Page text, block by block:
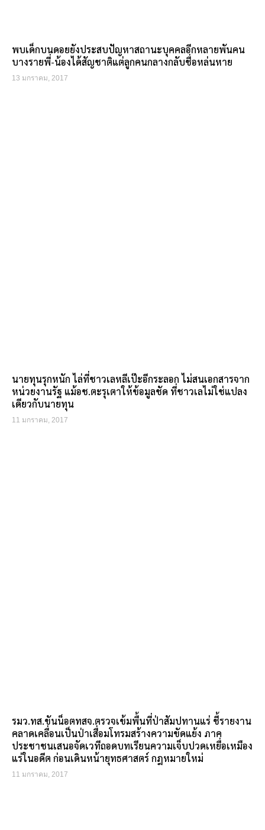
พบเด็กบนดอยยังประสบปัญหาสถานะบุคคลอีกหลายพันคน
บางรายพี่-น้องได้สัญชาติแต่ลูกคนกลางกลับชื่อหล่นหาย
13 มกราคม, 2017
นายทุนรุกหนัก ไล่ที่ชาวเลหลีเป๊ะอีกระลอก ไม่สนเอกสารจาก
หน่วยงานรัฐ แม้อช.ตะรุเตาให้ข้อมูลชัด ที่ชาวเลไม่ใช่แปลง
เดียวกับนายทุน
11 มกราคม, 2017
รมว.ทส.ขันน็อตทสจ.ตรวจเข้มพื้นที่ป่าสัมปทานแร่ ชี้รายงาน
คลาดเคลื่อนเป็นป่าเสื่อมโทรมสร้างความขัดแย้ง ภาค
ประชาชนเสนอจัดเวทีถอดบทเรียนความเจ็บปวดเหยื่อเหมือง
แร่ในอดีต ก่อนเดินหน้ายุทธศาสตร์ กฎหมายใหม่
11 มกราคม, 2017